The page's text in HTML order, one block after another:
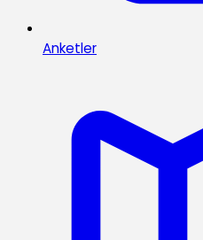
Anketler